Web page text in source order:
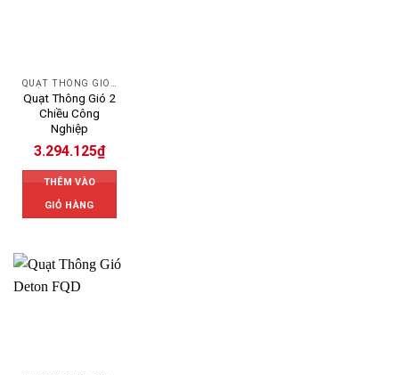
Quạt Thông Gió 2
Chiều Công
Nghiệp
3.294.125₫
THÊM VÀO
GIỎ HÀNG